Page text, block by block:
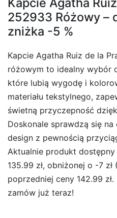
252933 Różowy –
zniżka -5 %
Kapcie Agatha Ruiz de la
różowym to idealny wybór
które lubią wygodę i
materiału tekstylnego,
świetną przyczepność
Doskonale sprawdzą się
design z pewnością
Aktualnie produkt
135.99 zł, obniżonej o -7
poprzedniej ceny 142.99
zamów już teraz!